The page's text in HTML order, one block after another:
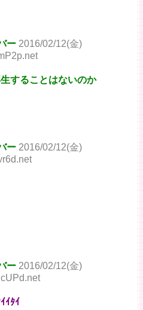
ー 2016/02/12(金)
することはないのか
ー 2016/02/12(金)
ー 2016/02/12(金)
ｲﾀｲ